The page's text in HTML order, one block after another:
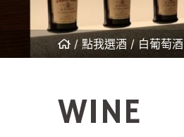
點我選酒 白葡萄酒
WINE